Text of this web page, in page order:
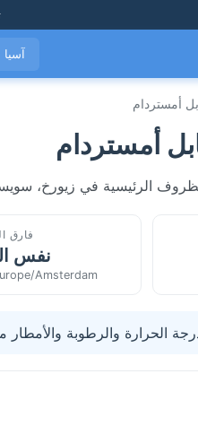
آسيا
أمستردام
أمستردام
الرئيسية في زيورخ،
فارق
نفس
Amsterdam
الحرارة والرطوبة والأمطار